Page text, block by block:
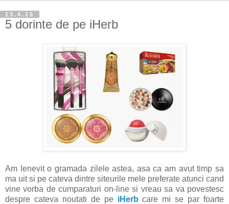
13.4.15
5 dorinte de pe iHerb
Am lenevit o gramada zilele astea, asa ca am avut timp sa
ma uit si pe cateva dintre siteurile mele preferate atunci cand
vine vorba de cumparaturi on-line si vreau sa va povestesc
despre cateva noutati de pe iHerb care mi se par foarte